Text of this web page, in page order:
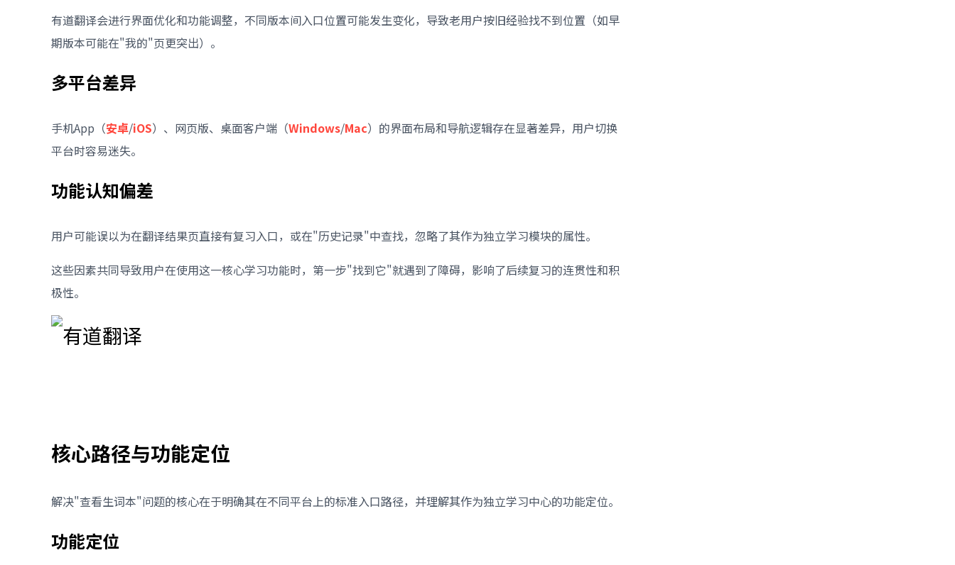
有道翻译会进行界面优化和功能调整，不同版本间入口位置可能发生变化，导致老用户按旧经验找不到位置（如早
期版本可能在"我的"页更突出）。
多平台差异
手机App（安卓/iOS）、网页版、桌面客户端（Windows/Mac）的界面布局和导航逻辑存在显著差异，用户切换
平台时容易迷失。
功能认知偏差
用户可能误以为在翻译结果页直接有复习入口，或在"历史记录"中查找，忽略了其作为独立学习模块的属性。
这些因素共同导致用户在使用这一核心学习功能时，第一步"找到它"就遇到了障碍，影响了后续复习的连贯性和积
极性。
核心路径与功能定位
解决"查看生词本"问题的核心在于明确其在不同平台上的标准入口路径，并理解其作为独立学习中心的功能定位。
功能定位